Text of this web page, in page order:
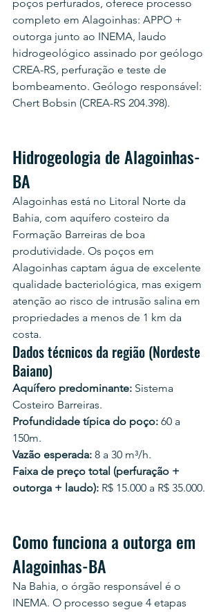
poços perfurados, oferece processo
completo em Alagoinhas: APPO +
outorga junto ao INEMA, laudo
hidrogeológico assinado por geólogo
CREA-RS, perfuração e teste de
bombeamento. Geólogo responsável:
Chert Bobsin (CREA-RS 204.398).
Hidrogeologia de Alagoinhas-
BA
Alagoinhas está no Litoral Norte da
Bahia, com aquífero costeiro da
Formação Barreiras de boa
produtividade. Os poços em
Alagoinhas captam água de excelente
qualidade bacteriológica, mas exigem
atenção ao risco de intrusão salina em
propriedades a menos de 1 km da
costa.
Dados técnicos da região (Nordeste
Baiano)
Aquífero predominante: Sistema
Costeiro Barreiras.
Profundidade típica do poço: 60 a
150m.
Vazão esperada: 8 a 30 m³/h.
Faixa de preço total (perfuração +
outorga + laudo): R$ 15.000 a R$ 35.000.
Como funciona a outorga em
Alagoinhas-BA
Na Bahia, o órgão responsável é o
INEMA. O processo segue 4 etapas